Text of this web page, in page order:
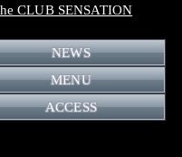
NEWS
MENU
ACCESS